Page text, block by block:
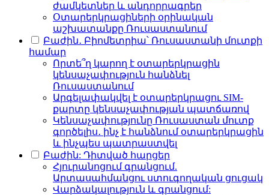
ժամկետներ և անդորրագրեր
Օտարերկրացիների օրինական
աշխատանքը Ռուսաստանում
Բաժին․ Բիոմետրիա՝ Ռուսաստանի մուտքի
համար
Որտե՞ղ կարող է օտարերկրացին
կենսաչափություն հանձնել
Ռուսաստանում
Արգելափակվել է օտարերկրացու SIM-
քարտը կենսաչափության պատճառով
Կենսաչափությունը Ռուսաստան մուտք
գործելիս․ ինչ է հանձնում օտարերկրացին
և ինչպես պատրաստվել
Բաժին: Դիտված հարցեր
Հյուրանոցում գրանցում.
Արտասահմանցու ստուգողական ցուցակ
Վարձակալություն և գրանցում: